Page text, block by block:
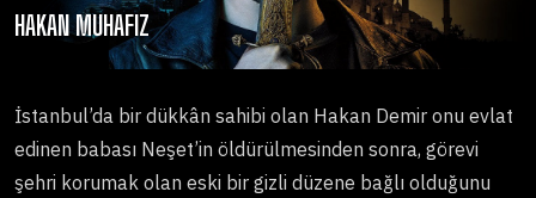
HAKAN MUHAFIZ
İstanbul’da bir dükkân sahibi olan Hakan Demir onu evlat
edinen babası Neşet’in öldürülmesinden sonra, görevi
şehri korumak olan eski bir gizli düzene bağlı olduğunu